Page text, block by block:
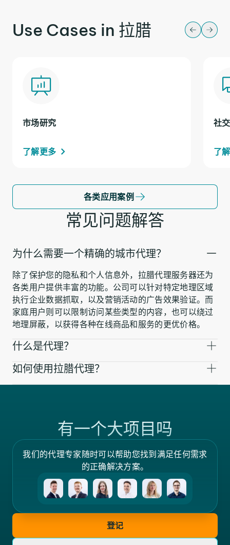
Use Cases in 拉腊
市场研究
了解更多
社
了
各类应用案例
常见问题解答
为什么需要一个精确的城市代理？
除了保护您的隐私和个人信息外，拉腊代理服务器还为
各类用户提供丰富的功能。公司可以针对特定地理区域
执行企业数据抓取，以及营销活动的广告效果验证。而
家庭用户则可以限制访问某些类型的内容，也可以绕过
地理屏蔽，以获得各种在线商品和服务的更优价格。
什么是代理？
如何使用拉腊代理？
有一个大项目吗
我们的代理专家随时可以帮助您找到满足任何需求
的正确解决方案。
登记